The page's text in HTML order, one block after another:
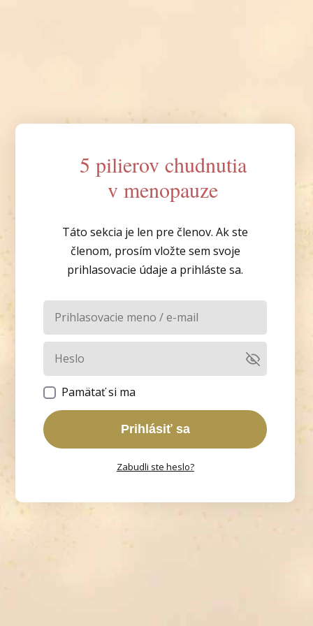
5 pilierov chudnutia
v menopauze
Táto sekcia je len pre členov. Ak ste
členom, prosím vložte sem svoje
prihlasovacie údaje a prihláste sa.
Pamätať si ma
Prihlásiť sa
Zabudli ste heslo?